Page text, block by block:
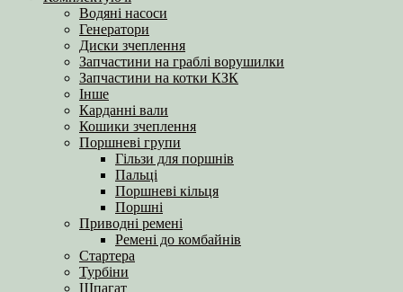
Водяні насоси
Генератори
Диски зчеплення
Запчастини на граблі ворушилки
Запчастини на котки КЗК
Інше
Карданні вали
Кошики зчеплення
Поршневі групи
Гільзи для поршнів
Пальці
Поршневі кільця
Поршні
Приводні ремені
Ремені до комбайнів
Стартера
Турбіни
Шпагат